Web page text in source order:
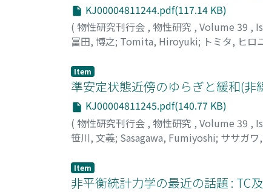
KJ00004811244.pdf(117.14 KB)
( 物性研究刊行会 , 物性研究 , Volume 39 ,
冨田, 博之; Tomita, Hiroyuki; トミタ, ヒロ
Item
準安定状態近傍のゆらぎと緩和(
KJ00004811245.pdf(140.77 KB)
( 物性研究刊行会 , 物性研究 , Volume 39 ,
笹川, 文義; Sasagawa, Fumiyoshi; ササガワ
Item
非平衡統計力学の最近の話題 : TC